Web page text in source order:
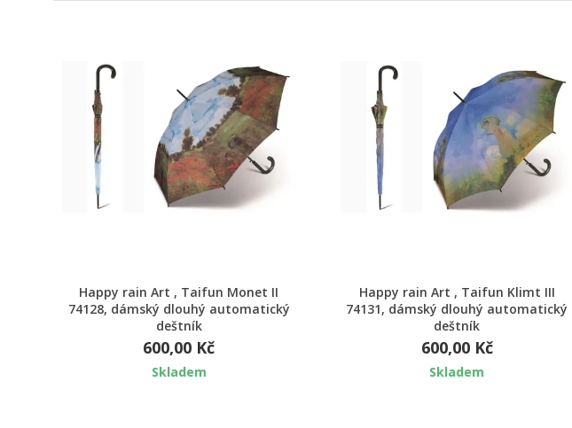
Happy rain Art , Taifun Monet II
74128, dámský dlouhý automatický
deštník
600,00 Kč
Skladem
Happy rain Art , Taifun Klimt III
74131, dámský dlouhý automatický
deštník
600,00 Kč
Skladem